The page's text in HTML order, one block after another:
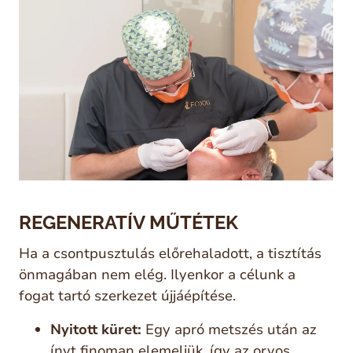
REGENERATÍV MŰTÉTEK
Ha a csontpusztulás előrehaladott, a tisztítás
önmagában nem elég. Ilyenkor a célunk a
fogat tartó szerkezet újjáépítése.
Nyitott küret: Egy apró metszés után az